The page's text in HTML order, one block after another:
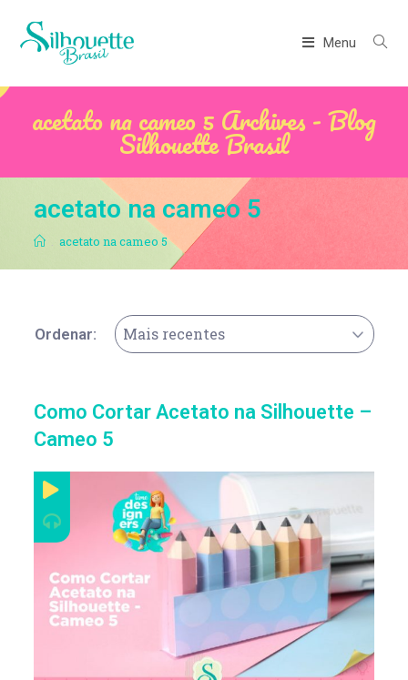
Menu
acetato na cameo 5 Archives - Blog
Silhouette Brasil
acetato na cameo 5
. acetato na cameo 5
Ordenar: Mais recentes
Como Cortar Acetato na Silhouette –
Cameo 5